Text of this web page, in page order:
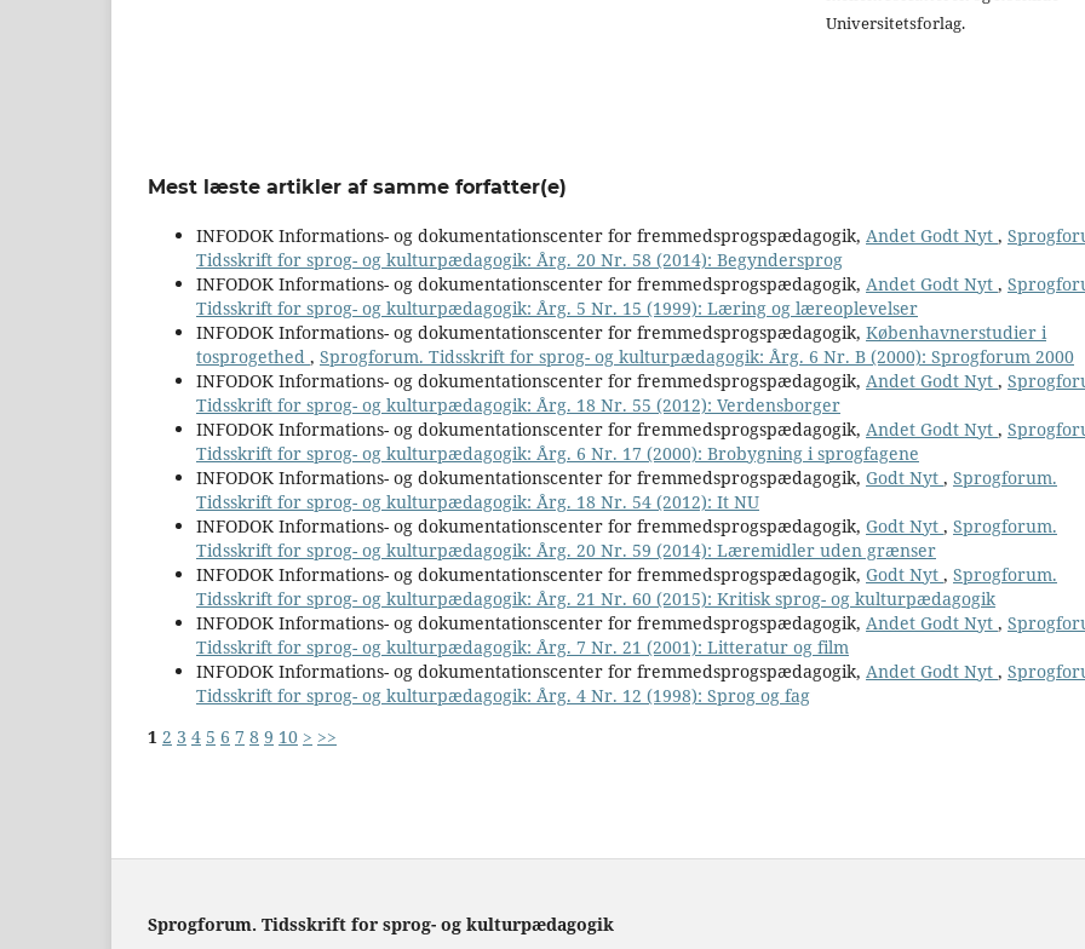
Universitetsforlag.
Mest læste artikler af samme forfatter(e)
INFODOK Informations- og dokumentationscenter for fremmedsprogspædagogik, Andet Godt Nyt ,
Tidsskrift for sprog- og kulturpædagogik: Årg. 20 Nr. 58 (2014): Begyndersprog
INFODOK Informations- og dokumentationscenter for fremmedsprogspædagogik, Andet Godt Nyt ,
Tidsskrift for sprog- og kulturpædagogik: Årg. 5 Nr. 15 (1999): Læring og læreoplevelser
INFODOK Informations- og dokumentationscenter for fremmedsprogspædagogik, Københavnerstudier i
tosprogethed , Sprogforum. Tidsskrift for sprog- og kulturpædagogik: Årg. 6 Nr. B (2000): Sprogforum 2000
INFODOK Informations- og dokumentationscenter for fremmedsprogspædagogik, Andet Godt Nyt ,
Tidsskrift for sprog- og kulturpædagogik: Årg. 18 Nr. 55 (2012): Verdensborger
INFODOK Informations- og dokumentationscenter for fremmedsprogspædagogik, Andet Godt Nyt ,
Tidsskrift for sprog- og kulturpædagogik: Årg. 6 Nr. 17 (2000): Brobygning i sprogfagene
INFODOK Informations- og dokumentationscenter for fremmedsprogspædagogik, Godt Nyt , Sprogforum.
Tidsskrift for sprog- og kulturpædagogik: Årg. 18 Nr. 54 (2012): It NU
INFODOK Informations- og dokumentationscenter for fremmedsprogspædagogik, Godt Nyt , Sprogforum.
Tidsskrift for sprog- og kulturpædagogik: Årg. 20 Nr. 59 (2014): Læremidler uden grænser
INFODOK Informations- og dokumentationscenter for fremmedsprogspædagogik, Godt Nyt , Sprogforum.
Tidsskrift for sprog- og kulturpædagogik: Årg. 21 Nr. 60 (2015): Kritisk sprog- og kulturpædagogik
INFODOK Informations- og dokumentationscenter for fremmedsprogspædagogik, Andet Godt Nyt ,
Tidsskrift for sprog- og kulturpædagogik: Årg. 7 Nr. 21 (2001): Litteratur og film
INFODOK Informations- og dokumentationscenter for fremmedsprogspædagogik, Andet Godt Nyt ,
Tidsskrift for sprog- og kulturpædagogik: Årg. 4 Nr. 12 (1998): Sprog og fag
1 2 3 4 5 6 7 8 9 10 > >>
Sprogforum. Tidsskrift for sprog- og kulturpædagogik